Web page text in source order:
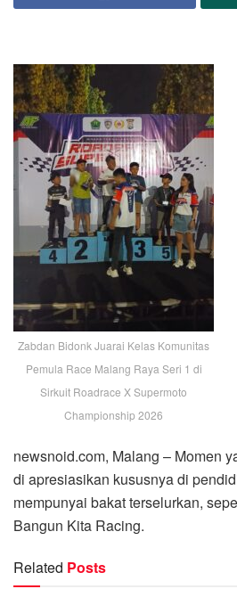
Zabdan Bidonk Juarai Kelas Komunitas
Pemula Race Malang Raya Seri 1 di
Sirkuit Roadrace X Supermoto
Championship 2026
newsnoid.com, Malang – Momen
di apresiasikan kususnya di
mempunyai bakat terselurkan,
Bangun Kita Racing.
Related Posts